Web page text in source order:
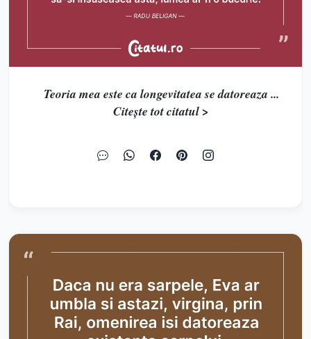
Teoria mea este ca longevitatea se datoreaza ...
Citește tot citatul >